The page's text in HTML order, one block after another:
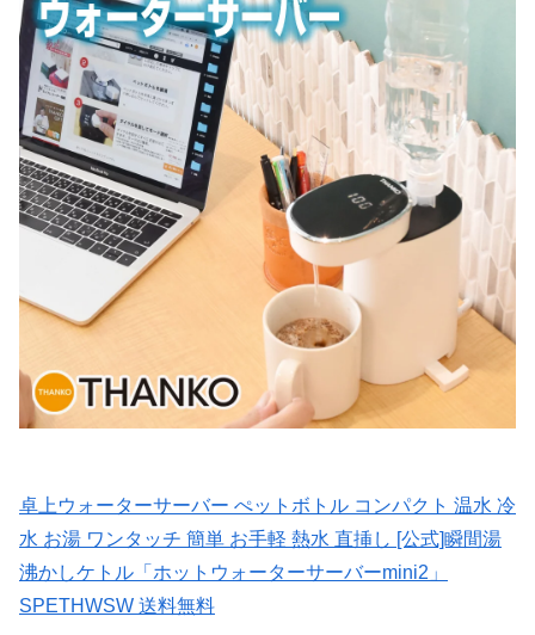
卓上ウォーターサーバー ぺットボトル コンパクト 温水 冷
水 お湯 ワンタッチ 簡単 お手軽 熱水 直挿し [公式]瞬間湯
沸かしケトル「ホットウォーターサーバーmini2」
SPETHWSW 送料無料